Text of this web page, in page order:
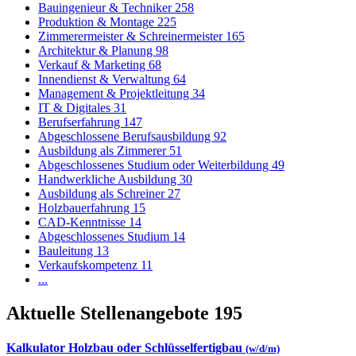
Bauingenieur & Techniker 258
Produktion & Montage 225
Zimmerermeister & Schreinermeister 165
Architektur & Planung 98
Verkauf & Marketing 68
Innendienst & Verwaltung 64
Management & Projektleitung 34
IT & Digitales 31
Berufserfahrung 147
Abgeschlossene Berufsausbildung 92
Ausbildung als Zimmerer 51
Abgeschlossenes Studium oder Weiterbildung 49
Handwerkliche Ausbildung 30
Ausbildung als Schreiner 27
Holzbauerfahrung 15
CAD-Kenntnisse 14
Abgeschlossenes Studium 14
Bauleitung 13
Verkaufskompetenz 11
...
Aktuelle Stellenangebote 195
Kalkulator Holzbau oder Schlüsselfertigbau (w/d/m)